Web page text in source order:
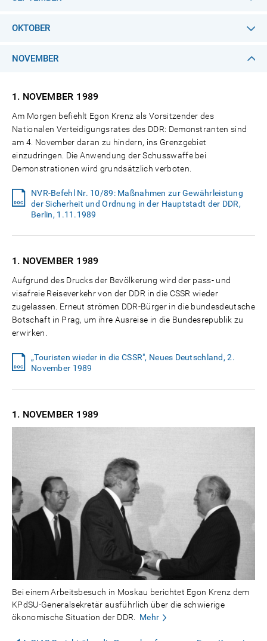
OKTOBER
NOVEMBER
1. NOVEMBER 1989
Am Morgen befiehlt Egon Krenz als Vorsitzender des
Nationalen Verteidigungsrates des DDR: Demonstranten sind
am 4. November daran zu hindern, ins Grenzgebiet
einzudringen. Die Anwendung der Schusswaffe bei
Demonstrationen wird grundsätzlich verboten.
NVR-Befehl Nr. 10/89: Maßnahmen zur Gewährleistung
der Sicherheit und Ordnung in der Hauptstadt der DDR,
Berlin, 1.11.1989
1. NOVEMBER 1989
Aufgrund des Drucks der Bevölkerung wird der pass- und
visafreie Reiseverkehr von der DDR in die CSSR wieder
zugelassen. Erneut strömen DDR-Bürger in die bundesdeutsche
Botschaft in Prag, um ihre Ausreise in die Bundesrepublik zu
erwirken.
„Touristen wieder in die CSSR", Neues Deutschland, 2.
November 1989
1. NOVEMBER 1989
Bei einem Arbeitsbesuch in Moskau berichtet Egon Krenz dem
KPdSU-Generalsekretär ausführlich über die schwierige
ökonomische Situation der DDR.
Mehr